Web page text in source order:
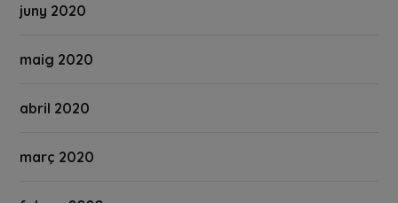
juny 2020
maig 2020
abril 2020
març 2020